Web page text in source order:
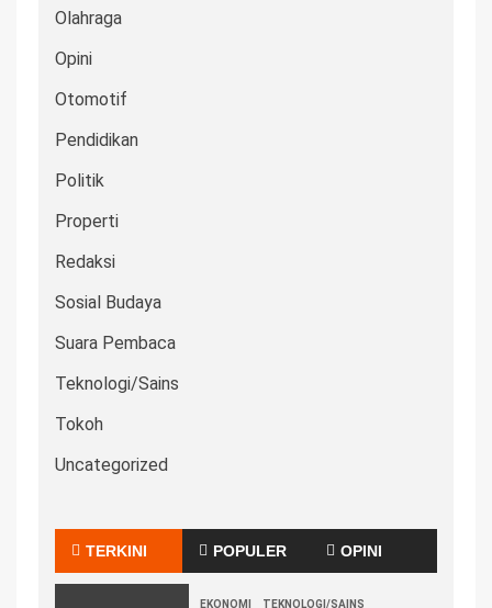
Olahraga
Opini
Otomotif
Pendidikan
Politik
Properti
Redaksi
Sosial Budaya
Suara Pembaca
Teknologi/Sains
Tokoh
Uncategorized
TERKINI POPULER OPINI
EKONOMI TEKNOLOGI/SAINS